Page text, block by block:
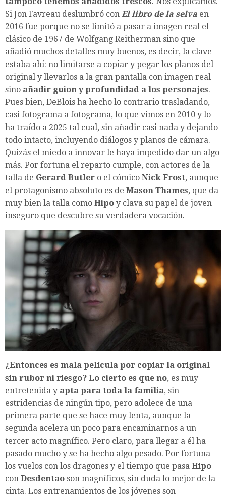
Si Jon Favreau deslumbró con El libro de la selva en
2016 fue porque no se limitó a pasar a imagen real el
clásico de 1967 de Wolfgang Reitherman sino que
añadió muchos detalles muy buenos, es decir, la clave
estaba ahí: no limitarse a copiar y pegar los planos del
original y llevarlos a la gran pantalla con imagen real
sino añadir guion y profundidad a los personajes.
Pues bien, DeBlois ha hecho lo contrario trasladando,
casi fotograma a fotograma, lo que vimos en 2010 y lo
ha traído a 2025 tal cual, sin añadir casi nada y dejando
todo intacto, incluyendo diálogos y planos de cámara.
Quizás el miedo a innovar le haya impedido dar un algo
más. Por fortuna el reparto cumple, con actores de la
talla de Gerard Butler o el cómico Nick Frost, aunque
el protagonismo absoluto es de Mason Thames, que da
muy bien la talla como Hipo y clava su papel de joven
inseguro que descubre su verdadera vocación.
¿Entonces es mala película por copiar la original
sin rubor ni riesgo? Lo cierto es que no, es muy
entretenida y apta para toda la familia, sin
estridencias de ningún tipo, pero adolece de una
primera parte que se hace muy lenta, aunque la
segunda acelera un poco para encaminarnos a un
tercer acto magnífico. Pero claro, para llegar a él ha
pasado mucho y se ha hecho algo pesado. Por fortuna
los vuelos con los dragones y el tiempo que pasa Hipo
con Desdentao son magníficos, sin duda lo mejor de la
cinta. Los entrenamientos de los jóvenes son